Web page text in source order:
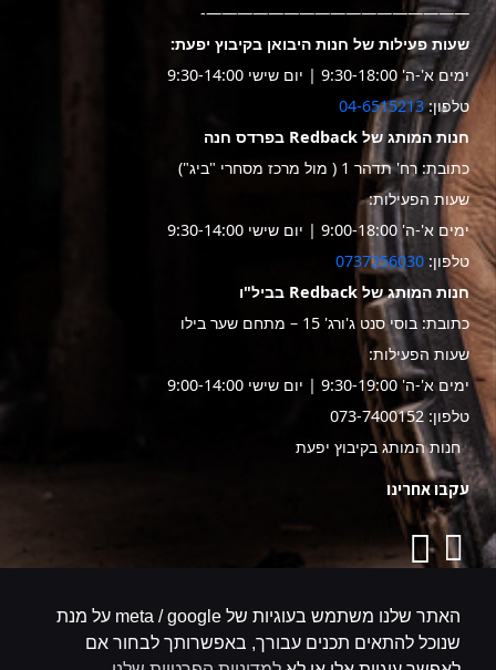
—————————————————-
שעות פעילות של חנות היבואן בקיבוץ יפעת:
ימים א'-ה' 9:30-18:00 | יום שישי 9:30-14:00
טלפון: 04-6515213
חנות המותג של Redback בפרדס חנה
כתובת: רח' תדהר 1 ( מול מרכז מסחרי "ביג")
שעות הפעילות:
ימים א'-ה' 9:00-18:00 | יום שישי 9:30-14:00
טלפון: 0737256030
חנות המותג של Redback בביל"ו
כתובת: בוסי סנט ג'ורג' 15 – מתחם שער בילו
שעות הפעילות:
ימים א'-ה' 9:30-19:00 | יום שישי 9:00-14:00
טלפון: 073-7400152
חנות המותג בקיבוץ יפעת
עקבו אחרינו
האתר שלנו משתמש בעוגיות של meta / google על מנת
שנוכל להתאים תכנים עבורך, באפשרותך לבחור אם